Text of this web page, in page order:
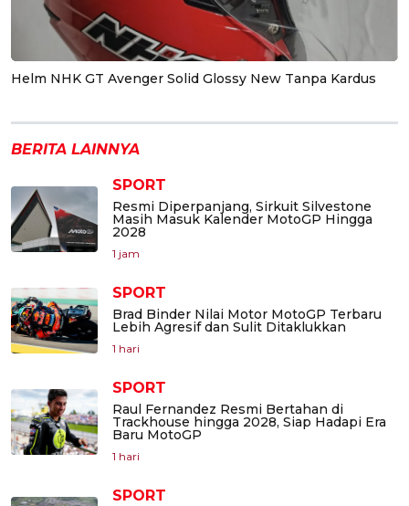
Helm NHK GT Avenger Solid Glossy New Tanpa Kardus
BERITA LAINNYA
SPORT
Resmi Diperpanjang, Sirkuit Silvestone
Masih Masuk Kalender MotoGP Hingga
2028
1 jam
SPORT
Brad Binder Nilai Motor MotoGP Terbaru
Lebih Agresif dan Sulit Ditaklukkan
1 hari
SPORT
Raul Fernandez Resmi Bertahan di
Trackhouse hingga 2028, Siap Hadapi Era
Baru MotoGP
1 hari
SPORT